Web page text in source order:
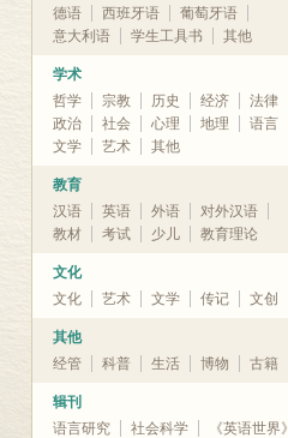
德语
西班牙语
葡萄牙语
意大利语
学生工具书 其他
学术
哲学
宗教 历史 经济
法律
政治
社会 心理 地理
语言
文学
艺术 其他
教育
汉语
英语 外语
对外汉语
教材
考试 少儿 教育理论
文化
文化
艺术 文学 传记 文创
其他
经管
科普 生活 博物 古籍
辑刊
语言研究
社会科学
《英语世界》